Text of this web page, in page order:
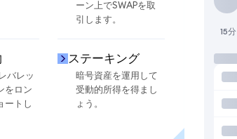
ーン上でSWAPを取
引します。
バレッ
をロン
ートし
ステーキング
暗号資産を運用して
受動的所得を得まし
ょう。
15分